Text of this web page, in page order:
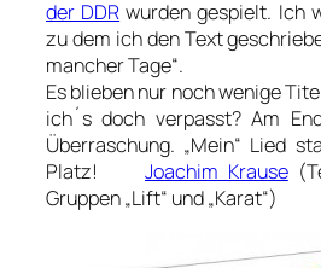
der DDR wurden gespielt. Ich
zu dem ich den Text
mancher Tage“.
Es blieben nur noch wenige
ich´s doch verpasst? Am
Überraschung. „Mein“ Lied
Platz!
Joachim Krause
Gruppen „Lift“ und „Karat“)